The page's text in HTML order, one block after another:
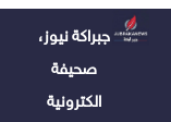
جبراكة نيوز،
صحيفة
الكترونية